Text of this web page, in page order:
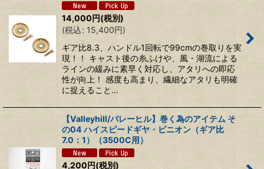
絞り込む
14,000円(税別)
(税込: 15,400円)
ギア比8.3、ハンドル1回転で99cmの巻取りを実
現！！ キャスト後の糸ふけや、風・湖流による
ラインの緩みに素早く対応し、アタリへの即応
性が向上！ 感度も高まり、繊細なアタリも明確
に捉えること…
【Valleyhill/バレーヒル】巻く為のアイテム そ
の04 ハイスピードギヤ・ピニオン（ギア比
7.0：1）（3500C用）
4,200円(税別)